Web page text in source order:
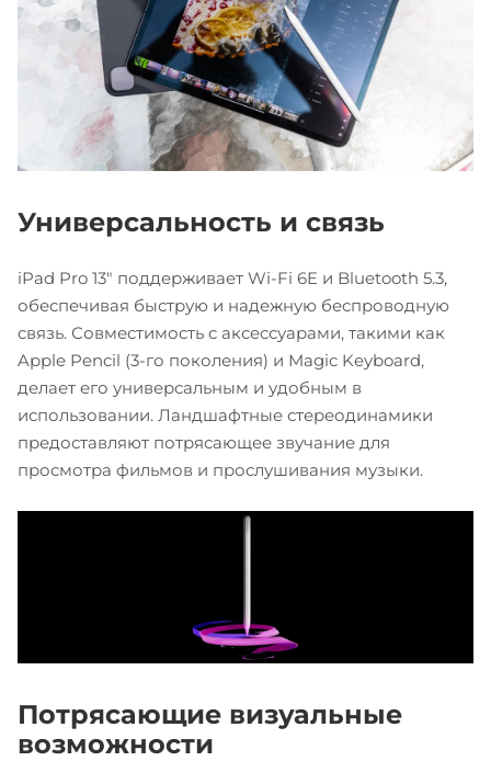
Универсальность и связь
iPad Pro 13" поддерживает Wi-Fi 6E и Bluetooth 5.3,
обеспечивая быструю и надежную беспроводную
связь. Совместимость с аксессуарами, такими как
Apple Pencil (3-го поколения) и Magic Keyboard,
делает его универсальным и удобным в
использовании. Ландшафтные стереодинамики
предоставляют потрясающее звучание для
просмотра фильмов и прослушивания музыки.
Потрясающие визуальные
возможности